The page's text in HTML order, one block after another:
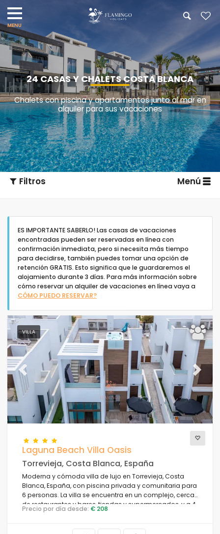
24 CASAS Y CHALETS COSTA BLANCA
Chalets con piscina y apartamentos junto al mar en
alquiler para sus vacaciones
Filtros Menú
Tipo de alojamiento
Personas
Dormitorios
Cuartos de baño
Servicios populares
Condiciones
ES IMPORTANTE SABERLO! Las casas de vacaciones
encontradas pueden ser reservadas en línea con
confirmación inmediata, pero si necesita más tiempo
para decidirse, también puedes tomar una opción de
retención GRATIS. Esto significa que le guardaremos el
alojamiento durante 3 días. Para más información sobre
cómo reservar un alquiler de vacaciones en línea vaya a
CÓMO PUEDO RESERVAR?
VILLA
Previous Next
Laguna Beach Villa Oasis
Torrevieja, Costa Blanca, España
Moderna y cómoda villa de lujo en Torrevieja, Costa
Blanca, España, con piscina privada y comunitaria para
6 personas. La villa se encuentra en un complejo, cerca
de restaurantes y bares, tiendas y supermercados, y a 4
km de la playa.
Precio por día desde: € 208